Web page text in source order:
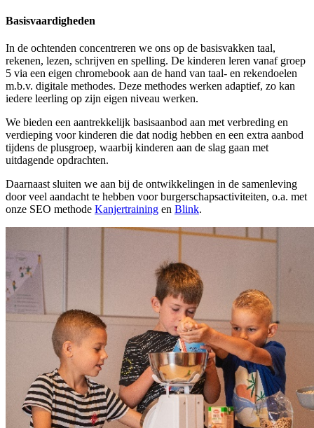
Basisvaardigheden
In de ochtenden concentreren we ons op de basisvakken taal,
rekenen, lezen, schrijven en spelling. De kinderen leren vanaf groep
5 via een eigen chromebook aan de hand van taal- en rekendoelen
m.b.v. digitale methodes. Deze methodes werken adaptief, zo kan
iedere leerling op zijn eigen niveau werken.
We bieden een aantrekkelijk basisaanbod aan met verbreding en
verdieping voor kinderen die dat nodig hebben en een extra aanbod
tijdens de plusgroep, waarbij kinderen aan de slag gaan met
uitdagende opdrachten.
Daarnaast sluiten we aan bij de ontwikkelingen in de samenleving
door veel aandacht te hebben voor burgerschapsactiviteiten, o.a. met
onze SEO methode Kanjertraining en Blink.